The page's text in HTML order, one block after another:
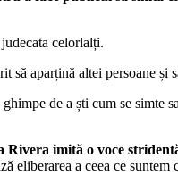
celorlalți.
aparțină altei persoane și
de a ști cum se simte
Rivera imită o voce
eliberarea a ceea ce suntem